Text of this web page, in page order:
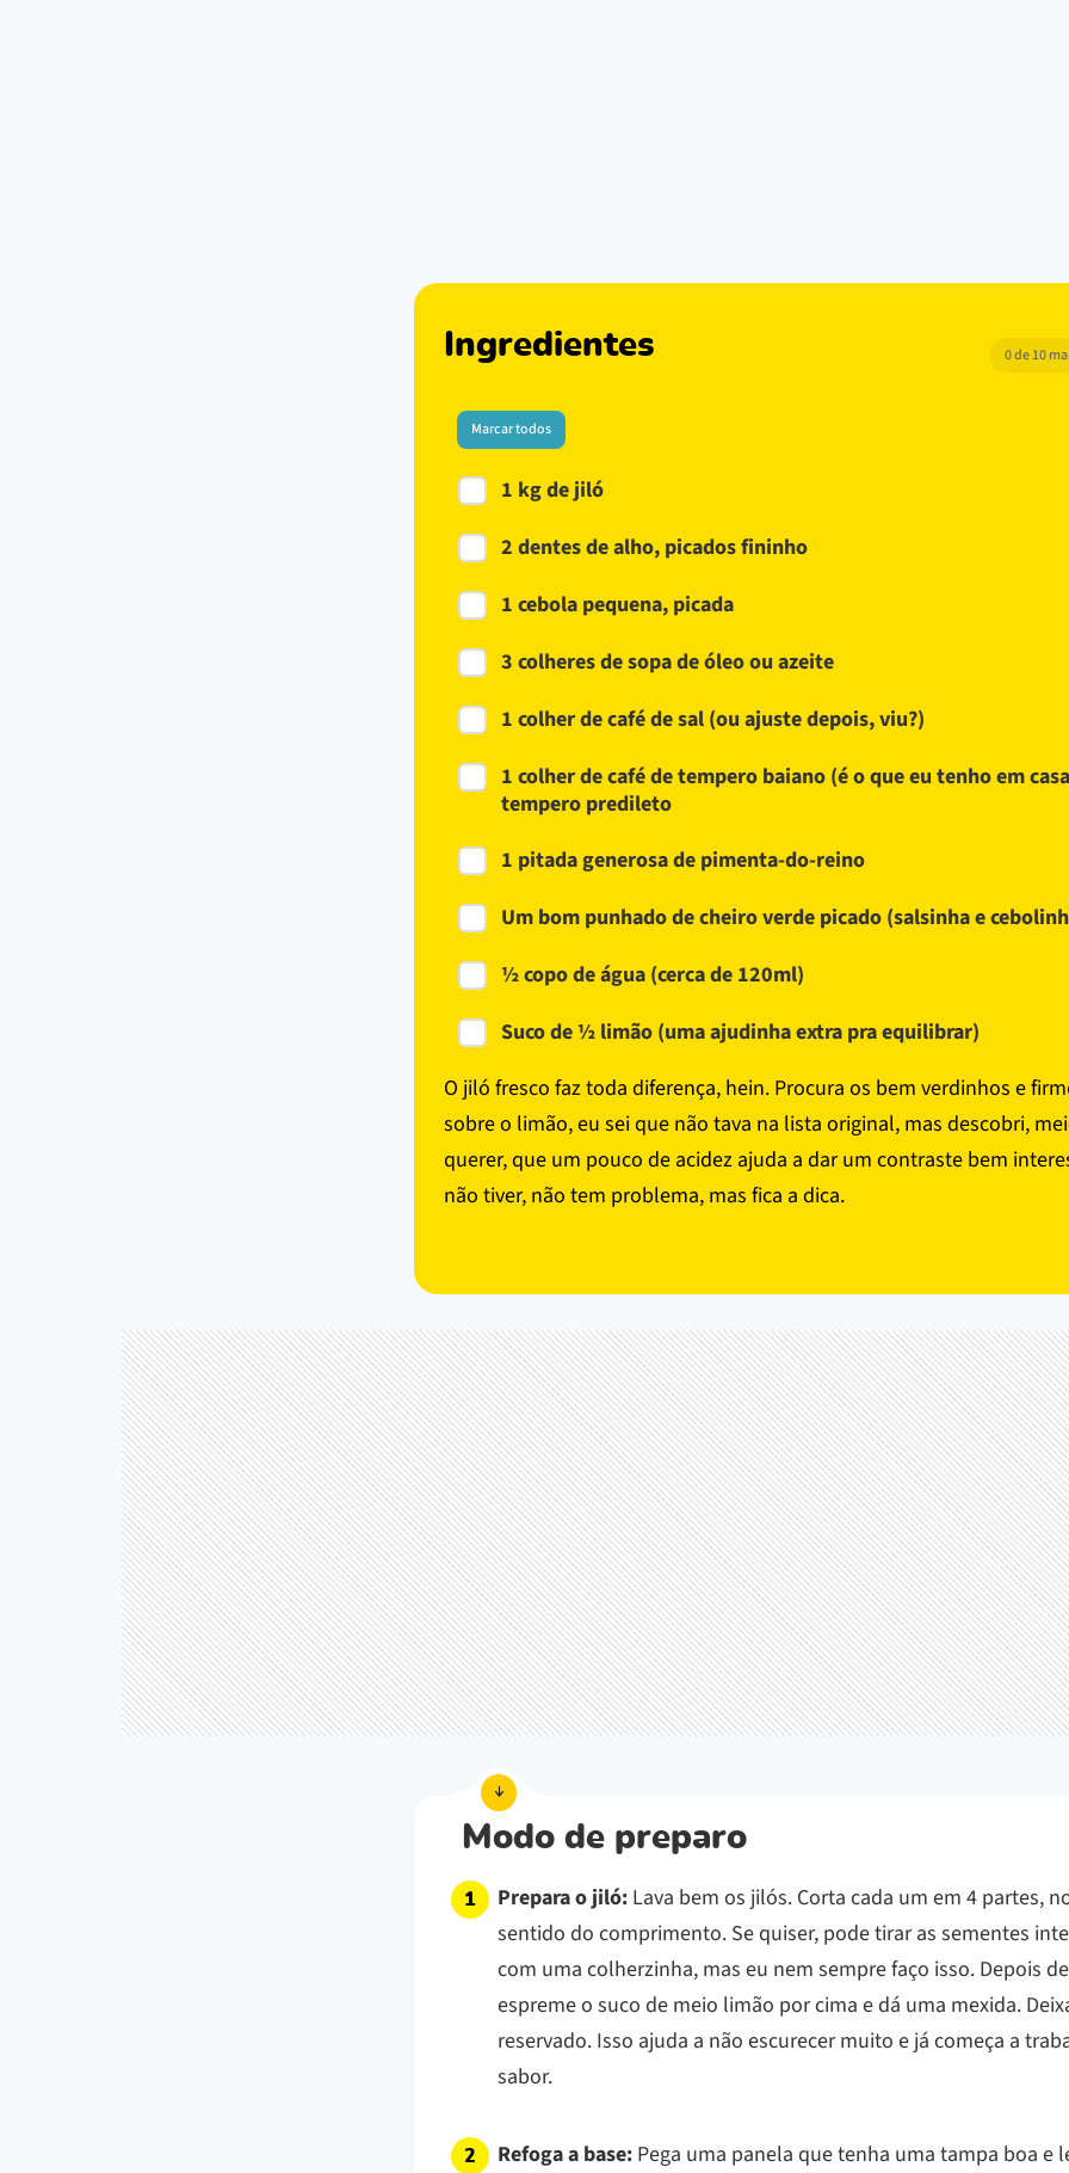
Ingredientes 0 de 10
Marcar todos
1 kg de jiló
2 dentes de alho, picados fininho
1 cebola pequena, picada
3 colheres de sopa de óleo ou azeite
1 colher de café de sal (ou ajuste depois, viu?)
1 colher de café de tempero baiano (é o que eu tenho em
tempero predileto
1 pitada generosa de pimenta-do-reino
Um bom punhado de cheiro verde picado (salsinha e
½ copo de água (cerca de 120ml)
Suco de ½ limão (uma ajudinha extra pra equilibrar)
O jiló fresco faz toda diferença, hein. Procura os bem verdinhos e
sobre o limão, eu sei que não tava na lista original, mas descobri,
querer, que um pouco de acidez ajuda a dar um contraste bem
não tiver, não tem problema, mas fica a dica.
Modo de preparo
Prepara o jiló: Lava bem os jilós. Corta cada um em 4 partes,
sentido do comprimento. Se quiser, pode tirar as sementes
com uma colherzinha, mas eu nem sempre faço isso. Depois
espreme o suco de meio limão por cima e dá uma mexida.
reservado. Isso ajuda a não escurecer muito e já começa a
sabor.
Refoga a base: Pega uma panela que tenha uma tampa boa e